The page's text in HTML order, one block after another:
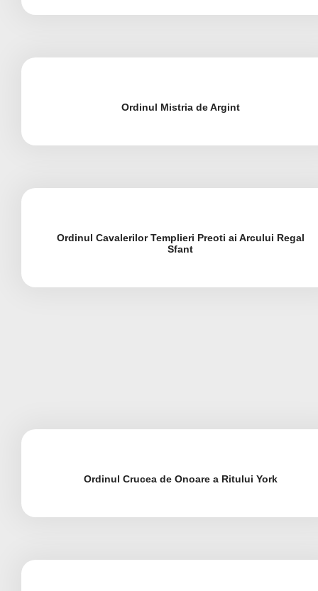
Ordinul Mistria de Argint
Ordinul Cavalerilor Templieri Preoti ai Arcului Regal
Sfant
Ordinul Crucea de Onoare a Ritului York